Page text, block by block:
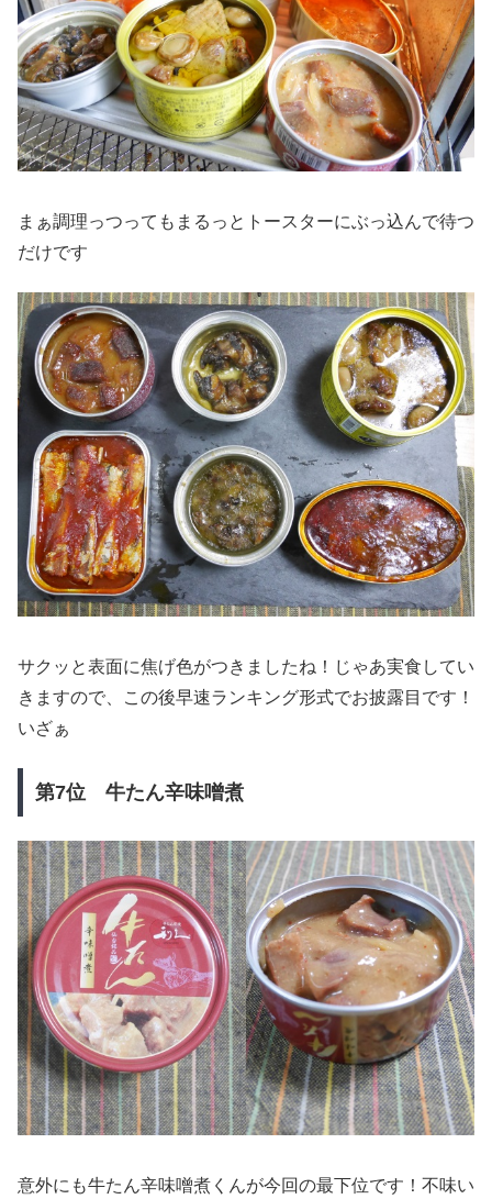
まぁ調理っつってもまるっとトースターにぶっ込んで待つ
だけです
サクッと表面に焦げ色がつきましたね！じゃあ実食してい
きますので、この後早速ランキング形式でお披露目です！
いざぁ
第7位 牛たん辛味噌煮
意外にも牛たん辛味噌煮くんが今回の最下位です！不味い